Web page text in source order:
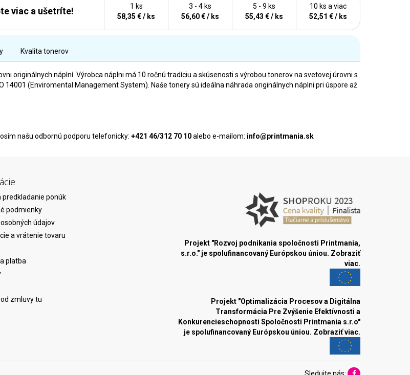
viac a ušetríte!
10 ks a viac
52,51 € / ks
5 - 9 ks
55,43 € / ks
3 - 4 ks
56,60 € / ks
1 ks
58,35 € / ks
Kvalita tonerov
originálnych náplní. Výrobca náplni má 10 ročnú tradíciu a skúsenosti s výrobou tonerov na svetovej úrovni s
(Enviromental Management System). Naše tonery sú ideálna náhrada originálnych náplni pri úspore až
našu odbornú podporu telefonicky: +421 46/312 70 10alebo e-mailom: info@printmania.sk
predkladanie ponúk
podmienky
údajov
a vrátenie tovaru
platba
zmluvy tu
Projekt "Rozvoj podnikania spoločnosti Printmania,
s.r.o." je spolufinancovaný Európskou úniou. Zobraziť
viac.
Projekt "Optimalizácia Procesov a Digitálna
Transformácia Pre Zvýšenie Efektívnosti a
Konkurencieschopnosti Spoločnosti Printmania s.r.o"
je spolufinancovaný Európskou úniou. Zobraziť viac.
Sledujte nás: